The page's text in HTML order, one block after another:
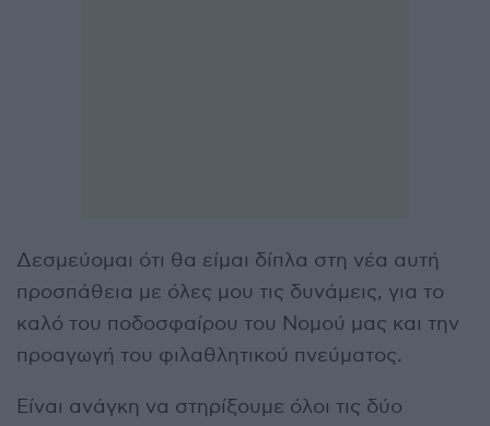
Δεσμεύομαι ότι θα είμαι δίπλα στη νέα αυτή
προσπάθεια με όλες μου τις δυνάμεις, για το
καλό του ποδοσφαίρου του Νομού μας και την
προαγωγή του φιλαθλητικού πνεύματος.
Είναι ανάγκη να στηρίξουμε όλοι τις δύο